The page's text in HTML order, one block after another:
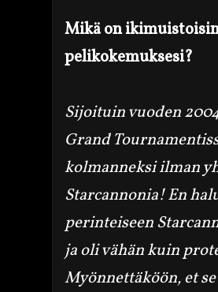
Mikä on
pelikokemuksesi?
Sijoituin vuoden
Grand
kolmanneksi ilman
Starcannonia! En
perinteiseen
ja oli vähän kuin
Myönnettäköön, et